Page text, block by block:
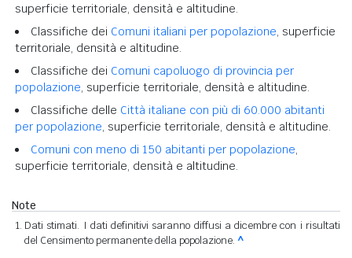
superficie territoriale, densità e altitudine.
Classifiche dei Comuni italiani per popolazione, superficie
territoriale, densità e altitudine.
Classifiche dei Comuni capoluogo di provincia per
popolazione, superficie territoriale, densità e altitudine.
Classifiche delle Città italiane con più di 60.000 abitanti
per popolazione, superficie territoriale, densità e altitudine.
Comuni con meno di 150 abitanti per popolazione,
superficie territoriale, densità e altitudine.
Note
Dati stimati. I dati definitivi saranno diffusi a dicembre con i risultati
del Censimento permanente della popolazione. ^